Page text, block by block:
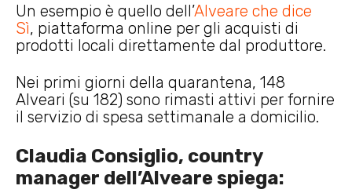
Un esempio è quello dell’Alveare che dice
Sì, piattaforma online per gli acquisti di
prodotti locali direttamente dal produttore.
Nei primi giorni della quarantena, 148
Alveari (su 182) sono rimasti attivi per fornire
il servizio di spesa settimanale a domicilio.
Claudia Consiglio, country
manager dell’Alveare spiega: